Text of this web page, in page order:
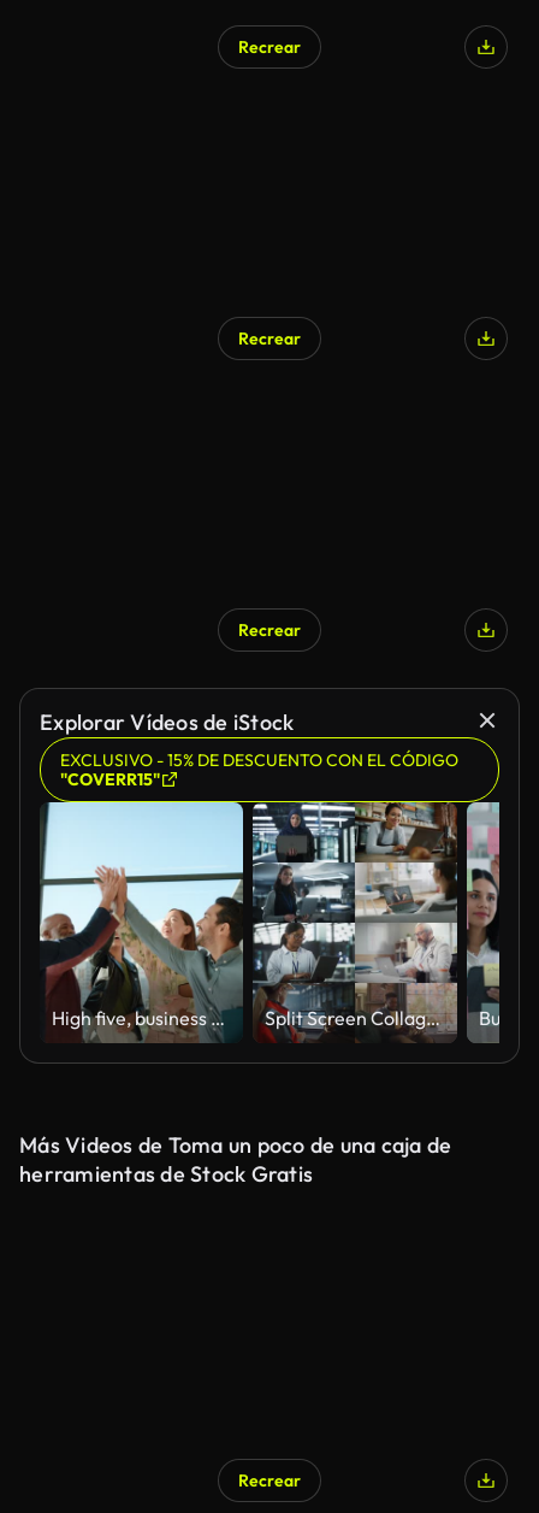
Recrear
Recrear
Recrear
Explorar Vídeos de iStock
EXCLUSIVO - 15% DE DESCUENTO CON EL CÓDIGO
"COVERR15"
High five, business people and teamwork with collaboration and celebration in a office with success. Excited, project achievement and win together with company diversity and work community with pride Split Screen Collage of Diverse Group of People Working on Laptops. Multiethnic Professionals, Entrepreneurs, Workers Using Computers, Learning, Creating. Multi Screen Productive Connectivity
Más Videos de Toma un poco de una caja de
herramientas de Stock Gratis
Recrear